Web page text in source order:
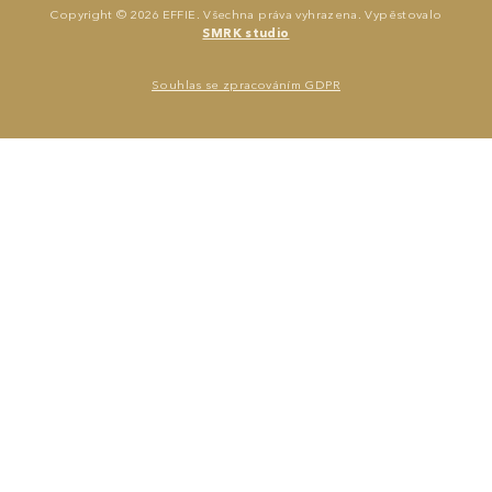
Copyright © 2026 EFFIE. Všechna práva vyhrazena. Vypěstovalo
SMRK studio
Souhlas se zpracováním GDPR